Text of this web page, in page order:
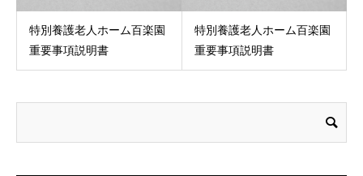
特別養護老人ホーム百楽園
重要事項説明書
特別養護老人ホーム百楽園
重要事項説明書